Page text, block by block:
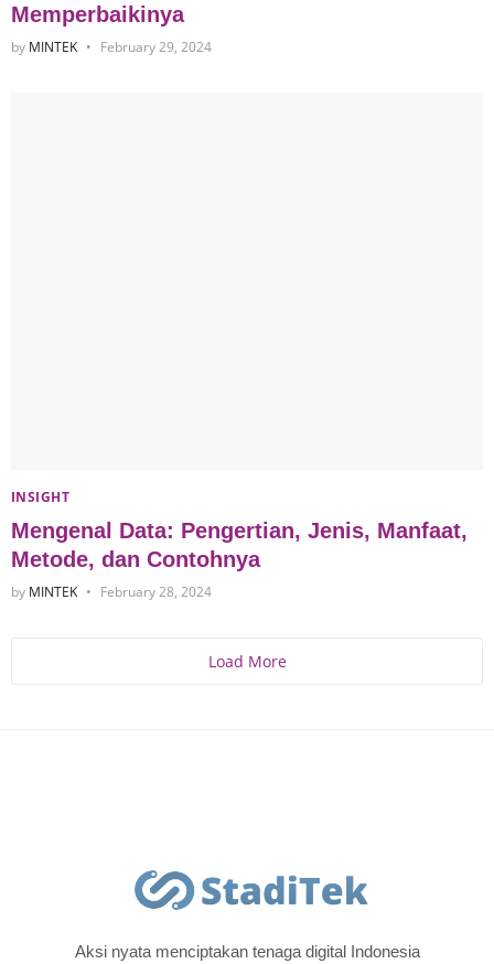
Memperbaikinya
by MINTEK February 29, 2024
INSIGHT
Mengenal Data: Pengertian, Jenis, Manfaat,
Metode, dan Contohnya
by MINTEK February 28, 2024
Load More
Aksi nyata menciptakan tenaga digital Indonesia